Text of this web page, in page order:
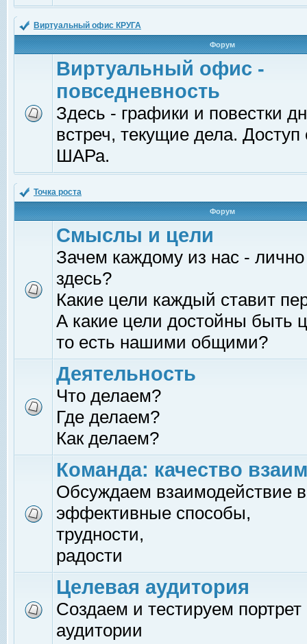
Виртуальный офис КРУГА
Форум
Виртуальный офис -
повседневность
Здесь - графики и повестки
встреч, текущие дела.
ШАРа.
Точка роста
Форум
Смыслы и цели
Зачем каждому из нас -
здесь?
Какие цели каждый ставит
А какие цели достойны быть
то есть нашими общими?
Деятельность
Что делаем?
Где делаем?
Как делаем?
Команда: качество
Обсуждаем взаимодействие
эффективные способы,
трудности,
радости
Целевая аудитория
Создаем и тестируем
аудитории